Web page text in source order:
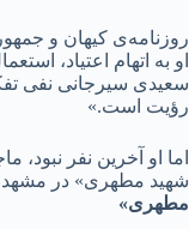
او به اتهام اعتیاد،
سعیدی سیرجانی نفی
رؤیت است.»
اما او آخرین نفر
شهید مطهری» در مشهد، بود. روزنامه کیهان در ۱۹ خرداد ۱۳۹۳ در
مطهری»